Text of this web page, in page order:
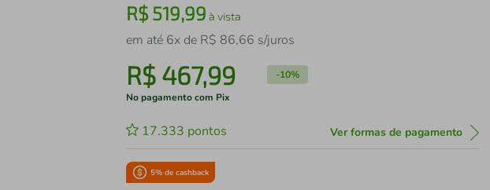
R$519,99 à vista
em até 6x de R$ 86,66 s/juros
R$ 467,99 -10%
No pagamento com Pix
17.333 pontos Ver formas de pagamento
5% de cashback